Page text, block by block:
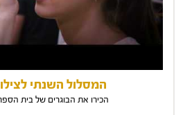
המסלול השנתי
הכירו את הבוגרים של בית הספר